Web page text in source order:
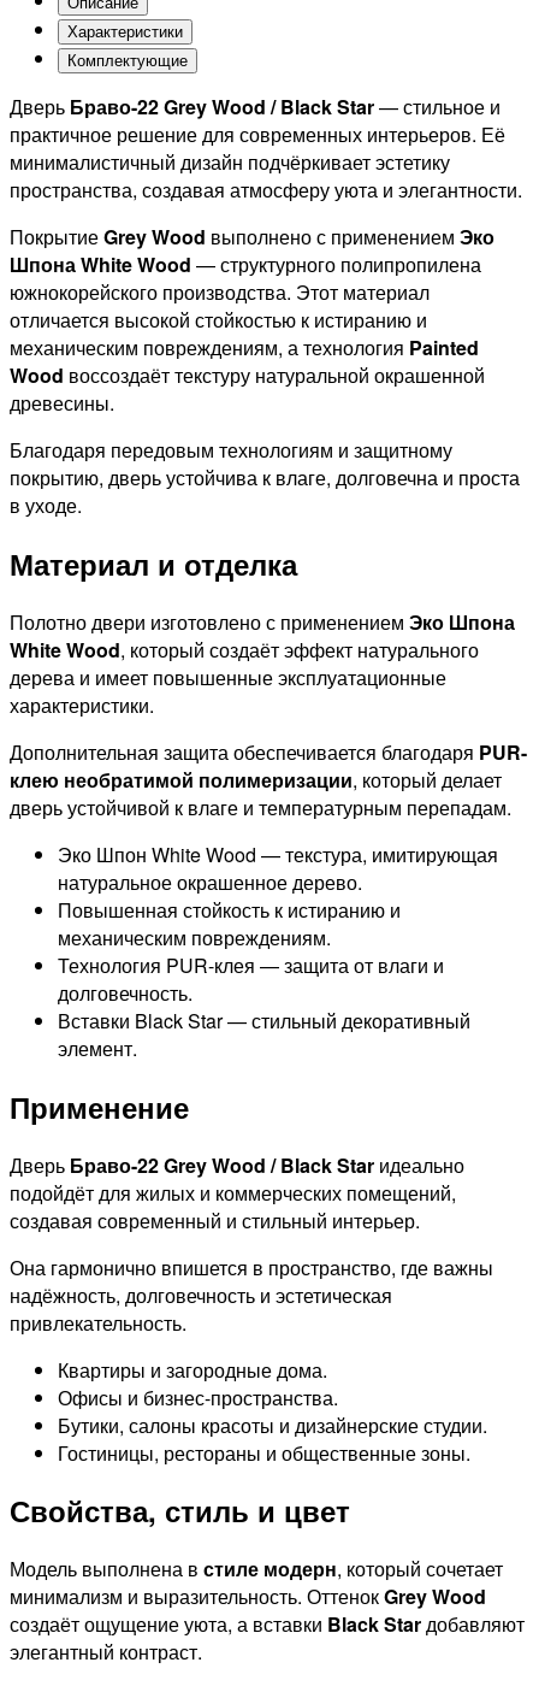
Характеристики
Комплектующие
Дверь Браво-22 Grey Wood / Black Star— стильное и
практичное решение для современных интерьеров. Её
минималистичный дизайн подчёркивает эстетику
пространства, создавая атмосферу уюта и элегантности.
ПокрытиеGrey Wood выполнено с применением Эко
Шпона White Wood — структурного полипропилена
южнокорейского производства. Этот материал
отличается высокой стойкостью к истиранию и
механическим повреждениям, а технология Painted
Wood воссоздаёт текстуру натуральной окрашенной
древесины.
Благодаря передовым технологиям и защитному
покрытию, дверь устойчива к влаге, долговечна и проста
в уходе.
Материал и отделка
Полотно двери изготовлено с применением Эко Шпона
White Wood, который создаёт эффект натурального
дерева и имеет повышенные эксплуатационные
характеристики.
Дополнительная защита обеспечивается благодаря PUR-
клею необратимой полимеризации, который делает
дверь устойчивой к влаге и температурным перепадам.
Эко Шпон White Wood — текстура, имитирующая
натуральное окрашенное дерево.
Повышенная стойкость к истиранию и
механическим повреждениям.
Технология PUR-клея — защита от влаги и
долговечность.
Вставки Black Star — стильный декоративный
элемент.
Применение
Дверь Браво-22 Grey Wood / Black Star идеально
подойдёт для жилых и коммерческих помещений,
создавая современный и стильный интерьер.
Она гармонично впишется в пространство, где важны
надёжность, долговечность и эстетическая
привлекательность.
Квартиры и загородные дома.
Офисы и бизнес-пространства.
Бутики, салоны красоты и дизайнерские студии.
Гостиницы, рестораны и общественные зоны.
Свойства, стиль и цвет
Модель выполнена в стиле модерн, который сочетает
минимализм и выразительность. ОттенокGrey Wood
создаёт ощущение уюта, а вставки Black Starдобавляют
элегантный контраст.